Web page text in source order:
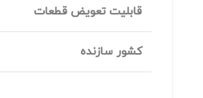
قابلیت تعویض قطعات
کشور سازنده